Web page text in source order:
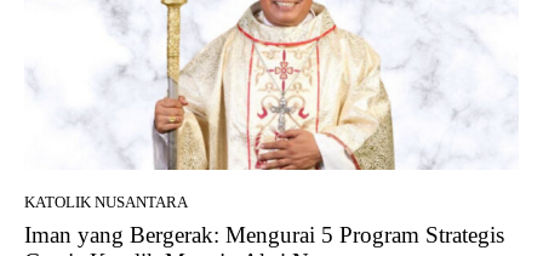
KATOLIK NUSANTARA
Iman yang Bergerak: Mengurai 5 Program Strategis